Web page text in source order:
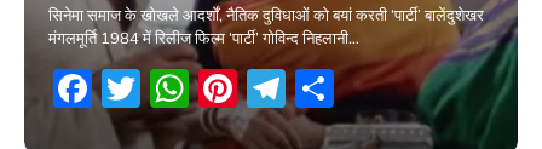
सिनेमा समाज के खोखले आदर्शों, नैतिक दुविधाओं को बयां करती ‘पार्टी’ बालेंदुशेखर
मंगलमूर्ति 1984 में रिलीज फिल्म ‘पार्टी’ गोविन्द निहलानी…
Facebook
Twitter
WhatsApp
Pinterest
Telegram
Share